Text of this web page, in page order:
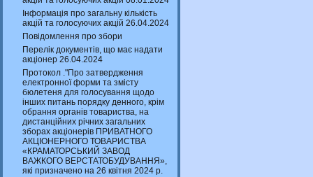
Інформація про загальну кількість
акцій та голосуючих акцій 26.04.2024
Повідомлення про збори
Перелік документів, що має надати
акціонер 26.04.2024
Протокол ."Про затвердження
електронної форми та змісту
бюлетеня для голосування щодо
інших питань порядку денного, крім
обрання органів товариства, на
дистанційних річних загальних
зборах акціонерів ПРИВАТНОГО
АКЦІОНЕРНОГО ТОВАРИСТВА
«КРАМАТОРСЬКИЙ ЗАВОД
ВАЖКОГО ВЕРСТАТОБУДУВАННЯ»,
які призначено на 26 квітня 2024 р.